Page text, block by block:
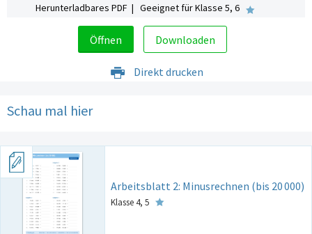
Herunterladbares PDF | Geeignet für Klasse 5, 6
Öffnen Downloaden
Direkt drucken
Schau mal hier
Arbeitsblatt 2: Minusrechnen (bis 20000)
Klasse 4, 5